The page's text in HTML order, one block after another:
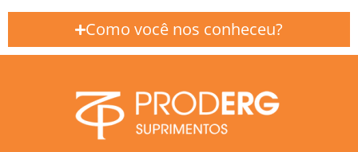
Como você nos conheceu?